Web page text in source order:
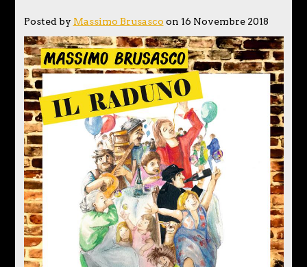
Posted by Massimo Brusasco on 16 Novembre 2018